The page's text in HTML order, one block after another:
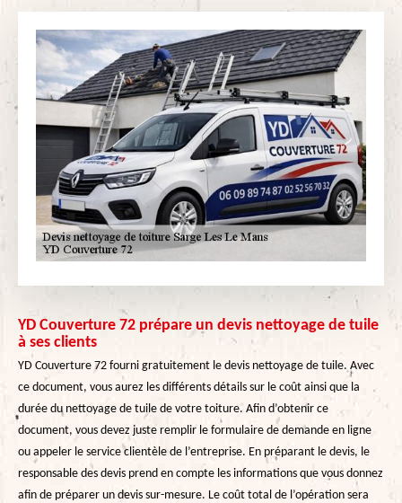
YD Couverture 72 prépare un devis nettoyage de tuile
à ses clients
YD Couverture 72 fourni gratuitement le devis nettoyage de tuile. Avec
ce document, vous aurez les différents détails sur le coût ainsi que la
durée du nettoyage de tuile de votre toiture. Afin d’obtenir ce
document, vous devez juste remplir le formulaire de demande en ligne
ou appeler le service clientèle de l’entreprise. En préparant le devis, le
responsable des devis prend en compte les informations que vous donnez
afin de préparer un devis sur-mesure. Le coût total de l’opération sera